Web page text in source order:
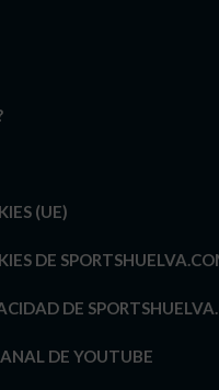
(UE)
DE
DE
DE YOUTUBE